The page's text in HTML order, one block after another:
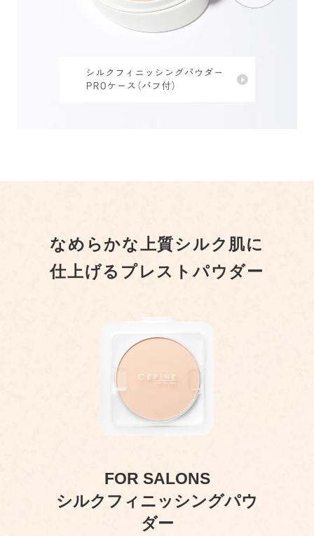
なめらかな上質シルク肌に
仕上げるプレストパウダー
FOR SALONS
シルクフィニッシングパウ
ダー